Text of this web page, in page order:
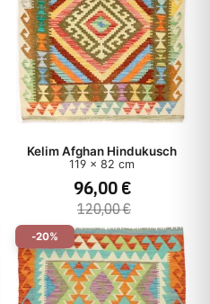
Kelim Afghan Hindukusch
119 x 82 cm
96,00 €
120,00 €
-20%